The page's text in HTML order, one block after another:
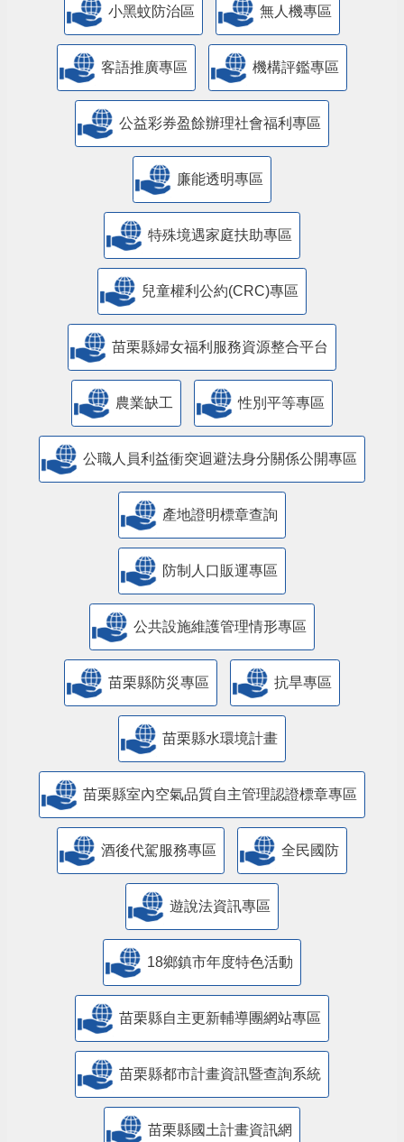
小黑蚊防治區 無人機專區
客語推廣專區 機構評鑑專區
公益彩券盈餘辦理社會福利專區
廉能透明專區
特殊境遇家庭扶助專區
兒童權利公約(CRC)專區
苗栗縣婦女福利服務資源整合平台
農業缺工 性別平等專區
公職人員利益衝突迴避法身分關係公開專區
產地證明標章查詢
防制人口販運專區
​公共設施維護管理情形專區
苗栗縣防災專區 抗旱專區
苗栗縣水環境計畫
苗栗縣室內空氣品質自主管理認證標章專區
酒後代駕服務專區 全民國防
遊說法資訊專區
18鄉鎮市年度特色活動
苗栗縣自主更新輔導團網站專區
苗栗縣都市計畫資訊暨查詢系統
苗栗縣國土計畫資訊網